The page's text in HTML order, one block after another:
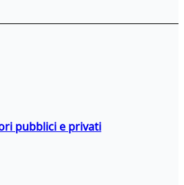
pubblici e privati